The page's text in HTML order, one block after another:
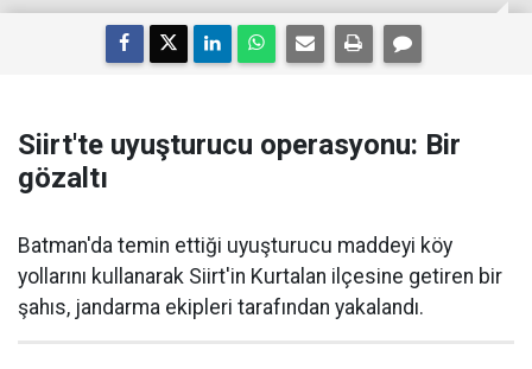
Siirt'te uyuşturucu operasyonu: Bir
gözaltı
Batman'da temin ettiği uyuşturucu maddeyi köy
yollarını kullanarak Siirt'in Kurtalan ilçesine getiren bir
şahıs, jandarma ekipleri tarafından yakalandı.